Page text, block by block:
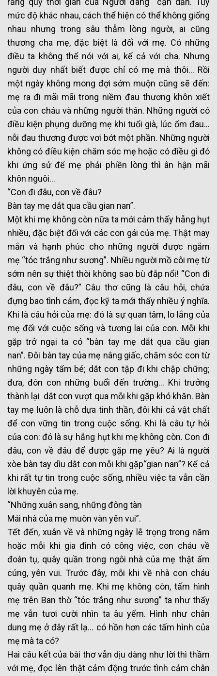
mức độ khác nhau, cách thể hiện có thể không giống
nhau nhưng trong sâu thẳm lòng người, ai cũng
thương cha mẹ, đặc biệt là đối với mẹ. Có những
điều ta không thể nói với ai, kể cả với cha. Nhưng
người duy nhất biết được chỉ có mẹ mà thôi… Rồi
một ngày không mong đợi sớm muộn cũng sẽ đến:
mẹ ra đi mãi mãi trong niềm đau thương khôn xiết
của con cháu và những người thân. Những người có
điều kiện phụng dưỡng mẹ khi tuổi già, lúc ốm đau…
nỗi đau thương được vơi bớt một phần. Những người
không có điều kiện chăm sóc mẹ hoặc có điều gì đó
khi ứng sử để mẹ phải phiền lòng thì ân hận mãi
khôn nguôi…
“Con đi đâu, con về đâu?
Bàn tay mẹ dắt qua cầu gian nan”.
Một khi mẹ không còn nữa ta mới cảm thấy hẫng hụt
nhiều, đặc biệt đối với các con gái của mẹ. Thật may
mắn và hạnh phúc cho những người được ngắm
mẹ “tóc trắng như sương”. Nhiều người mồ côi mẹ từ
sớm nên sự thiệt thòi không sao bù đắp nổi! “Con đi
đâu, con về đâu?” Câu thơ cũng là câu hỏi, chứa
đựng bao tình cảm, đọc kỹ ta mới thấy nhiều ý nghĩa.
Khi là câu hỏi của mẹ: đó là sự quan tâm, lo lắng của
mẹ đối với cuộc sống và tương lai của con. Mỗi khi
gặp trở ngại ta có “bàn tay mẹ dắt qua cầu gian
nan”. Đôi bàn tay của mẹ nâng giấc, chăm sóc con từ
những ngày tấm bé; dắt con tập đi khi chập chững;
đưa, đón con những buổi đến trường… Khi trưởng
thành lại dắt con vượt qua mỗi khi gặp khó khăn. Bàn
tay mẹ luôn là chỗ dựa tinh thần, đôi khi cả vật chất
để con vững tin trong cuộc sống. Khi là câu tự hỏi
của con: đó là sự hẫng hụt khi mẹ không còn. Con đi
đâu, con về đâu để được gặp mẹ yêu? Ai là người
xòe bàn tay dìu dắt con mỗi khi gặp“gian nan”? Kể cả
khi rất tự tin trong cuộc sống, nhiều việc ta vẫn cần
lời khuyên của mẹ.
“Những xuân sang, những đông tàn
Mái nhà của mẹ muôn vàn yên vui”.
Tết đến, xuân về và những ngày lễ trọng trong năm
hoặc mỗi khi gia đình có công việc, con cháu về
đoàn tụ, quây quần trong ngôi nhà của mẹ thật ấm
cúng, yên vui. Trước đây, mỗi khi về nhà con cháu
quây quần quanh mẹ. Khi mẹ không còn, tấm hình
mẹ trên Ban thờ “tóc trắng như sương” ta như thấy
mẹ vẫn tươi cười nhìn ta âu yếm. Hình như chân
dung mẹ ở đây rất lạ… có hồn hơn các tấm hình của
mẹ mà ta có?
Hai câu kết của bài thơ vẫn dịu dàng như lời thì thầm
với mẹ, đọc lên thật cảm động trước tình cảm chân